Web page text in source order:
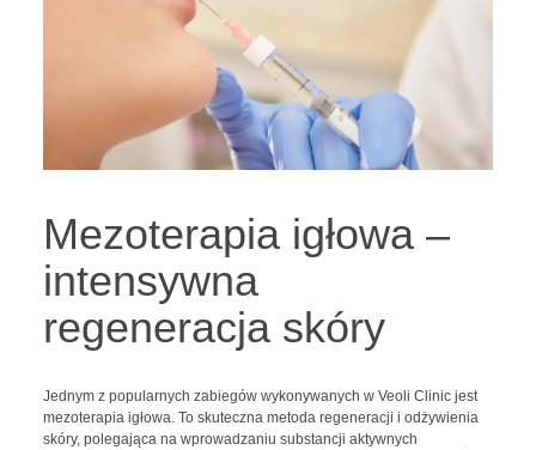
Mezoterapia igłowa –
intensywna
regeneracja skóry
Jednym z popularnych zabiegów wykonywanych w Veoli Clinic jest
mezoterapia igłowa. To skuteczna metoda regeneracji i odżywienia
skóry, polegająca na wprowadzaniu substancji aktywnych